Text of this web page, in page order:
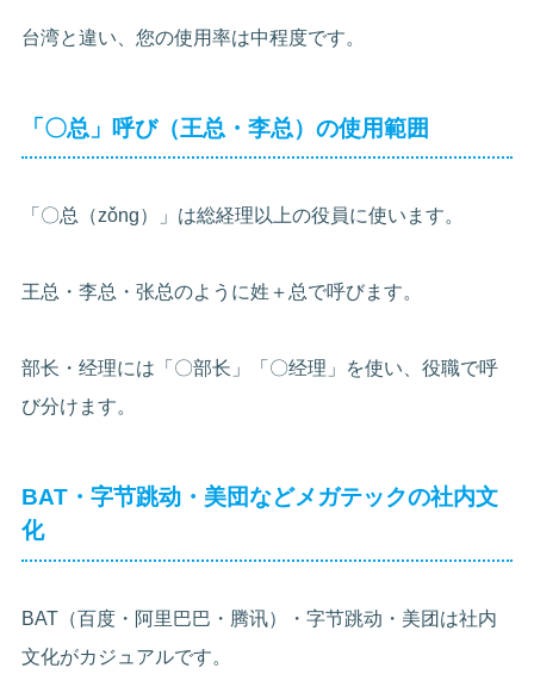
台湾と違い、您の使用率は中程度です。
「〇总」呼び（王总・李总）の使用範囲
「〇总（zǒng）」は総経理以上の役員に使います。
王总・李总・张总のように姓＋总で呼びます。
部长・经理には「〇部长」「〇经理」を使い、役職で呼
び分けます。
BAT・字节跳动・美団などメガテックの社内文
化
BAT（百度・阿里巴巴・腾讯）・字节跳动・美团は社内
文化がカジュアルです。